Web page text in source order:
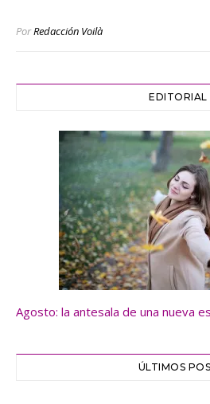
PorRedacción Voilà
EDITORIAL
Agosto: la antesala de una nueva
ÚLTIMOS